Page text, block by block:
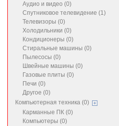
Аудио и видео (0)
Спутниковое телевидение (1)
Телевизоры (0)
Холодильники (0)
Кондиционеры (0)
Стиральные машины (0)
Пылесосы (0)
Швейные машины (0)
Газовые плиты (0)
Печи (0)
Другое (0)
Компьютерная техника (0)
Карманные ПК (0)
Компьютеры (0)